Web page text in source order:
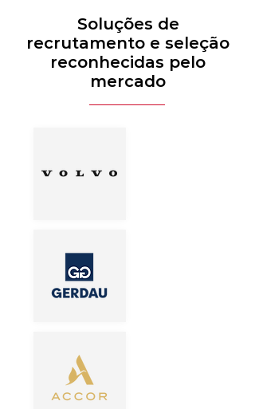
Soluções de
recrutamento e seleção
reconhecidas pelo
mercado